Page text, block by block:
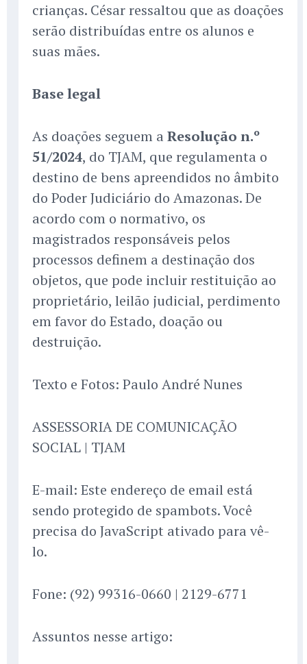
crianças. César ressaltou que as doações
serão distribuídas entre os alunos e
suas mães.
Base legal
As doações seguem a Resolução n.º
51/2024, do TJAM, que regulamenta o
destino de bens apreendidos no âmbito
do Poder Judiciário do Amazonas. De
acordo com o normativo, os
magistrados responsáveis pelos
processos definem a destinação dos
objetos, que pode incluir restituição ao
proprietário, leilão judicial, perdimento
em favor do Estado, doação ou
destruição.
Texto e Fotos: Paulo André Nunes
ASSESSORIA DE COMUNICAÇÃO
SOCIAL | TJAM
E-mail: Este endereço de email está
sendo protegido de spambots. Você
precisa do JavaScript ativado para vê-
lo.
Fone: (92) 99316-0660 | 2129-6771
Assuntos nesse artigo: